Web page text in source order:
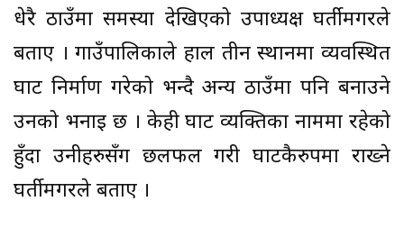
धेरै ठाउँमा समस्या देखिएको उपाध्यक्ष घर्तीमगरले
बताए । गाउँपालिकाले हाल तीन स्थानमा व्यवस्थित
घाट निर्माण गरेको भन्दै अन्य ठाउँमा पनि बनाउने
उनको भनाइ छ । केही घाट व्यक्तिका नाममा रहेको
हुँदा उनीहरुसँग छलफल गरी घाटकैरुपमा राख्ने
घर्तीमगरले बताए ।